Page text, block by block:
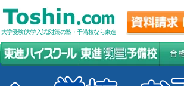
大学受験(大学入試)対策の塾・予備校なら東進